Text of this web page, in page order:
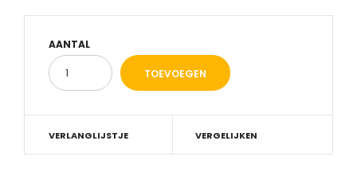
AANTAL
VERLANGLIJSTJE VERGELIJKEN